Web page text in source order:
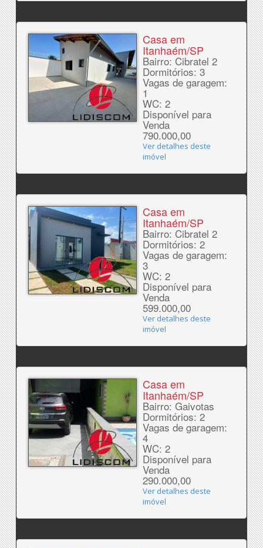
Casa em
Itanhaém/SP
Bairro: Cibratel 2
Dormitórios: 3
Vagas de garagem:
1
WC: 2
Disponível para
Venda
790.000,00
Ver detalhes deste
imóvel
Casa em
Itanhaém/SP
Bairro: Cibratel 2
Dormitórios: 2
Vagas de garagem:
3
WC: 2
Disponível para
Venda
599.000,00
Ver detalhes deste
imóvel
Casa em
Itanhaém/SP
Bairro: Gaivotas
Dormitórios: 2
Vagas de garagem:
4
WC: 2
Disponível para
Venda
290.000,00
Ver detalhes deste
imóvel